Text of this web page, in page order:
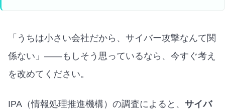
「うちは小さい会社だから、サイバー攻撃なんて関
係ない」——もしそう思っているなら、今すぐ考え
を改めてください。
IPA（情報処理推進機構）の調査によると、 サイバ